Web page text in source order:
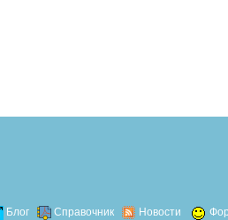
Блог Справочник Новости